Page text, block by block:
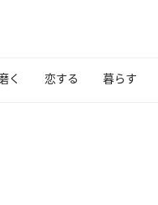
く 恋する 暮らす